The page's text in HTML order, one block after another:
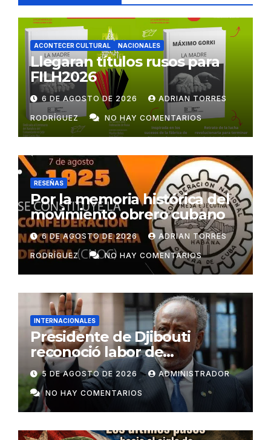
ACONTECER CULTURAL NACIONALES
Llegaran títulos rusos para
FILH2026
6 DE AGOSTO DE 2026 ADRIAN TORRES
RODRÍGUEZ NO HAY COMENTARIOS
RESEÑAS
Por la memoria histórica del
movimiento obrero cubano
6 DE AGOSTO DE 2026 ADRIAN TORRES
RODRÍGUEZ NO HAY COMENTARIOS
INTERNACIONALES
Presidente de Djibouti
reconoció labor de
colaboradores de Cuba
5 DE AGOSTO DE 2026 ADMINISTRADOR
NO HAY COMENTARIOS